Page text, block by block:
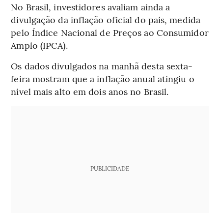
No Brasil, investidores avaliam ainda a
divulgação da inflação oficial do país, medida
pelo Índice Nacional de Preços ao Consumidor
Amplo (IPCA).
Os dados divulgados na manhã desta sexta-
feira mostram que a inflação anual atingiu o
nível mais alto em dois anos no Brasil.
PUBLICIDADE